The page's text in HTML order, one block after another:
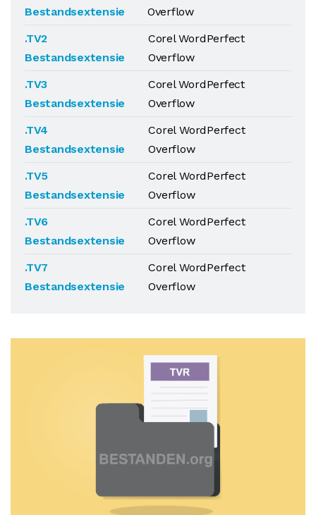
Bestandsextensie
Overflow
.TV2
Bestandsextensie
Corel WordPerfect
Overflow
.TV3
Bestandsextensie
Corel WordPerfect
Overflow
.TV4
Bestandsextensie
Corel WordPerfect
Overflow
.TV5
Bestandsextensie
Corel WordPerfect
Overflow
.TV6
Bestandsextensie
Corel WordPerfect
Overflow
.TV7
Bestandsextensie
Corel WordPerfect
Overflow